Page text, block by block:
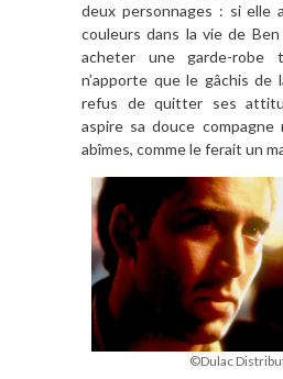
deux personnages : si elle
couleurs dans la vie de Ben
acheter une garde-robe
n’apporte que le gâchis de
refus de quitter ses
aspire sa douce compagne
abîmes, comme le ferait un
©Dulac